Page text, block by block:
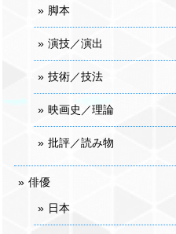
脚本
演技／演出
技術／技法
映画史／理論
批評／読み物
俳優
日本